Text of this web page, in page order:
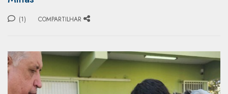
(1) COMPARTILHAR